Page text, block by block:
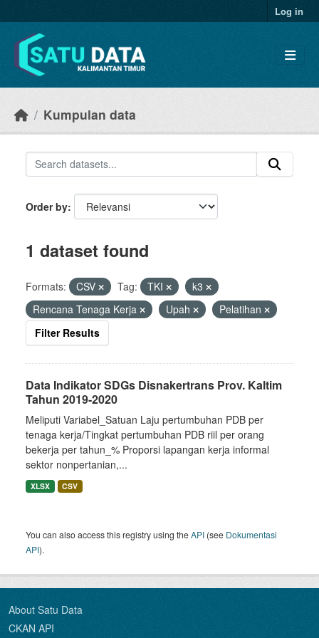
Log in
Kumpulan data
Order by
1 dataset found
Formats: CSV Tag: TKI
k3
Rencana Tenaga Kerja
Upah
Pelatihan
Filter Results
Data Indikator SDGs Disnakertrans Prov. Kaltim
Tahun 2019-2020
Meliputi Variabel_Satuan Laju pertumbuhan PDB per
tenaga kerja/Tingkat pertumbuhan PDB riil per orang
bekerja per tahun_% Proporsi lapangan kerja informal
sektor nonpertanian,...
XLSX CSV
You can also access this registry using theAPI (see Dokumentasi
API).
About Satu Data
CKAN API